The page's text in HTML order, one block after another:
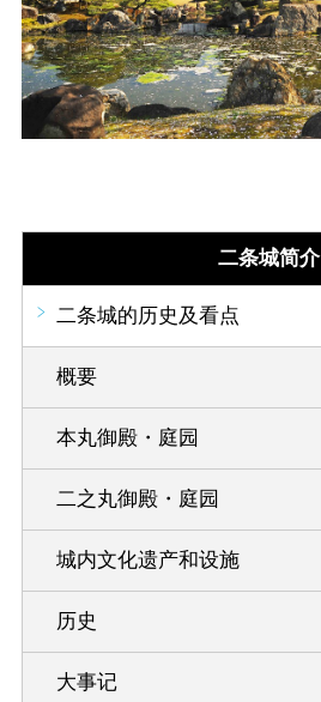
二条城简介
二条城的历史及看点
概要
本丸御殿・庭园
二之丸御殿・庭园
城内文化遗产和设施
历史
大事记